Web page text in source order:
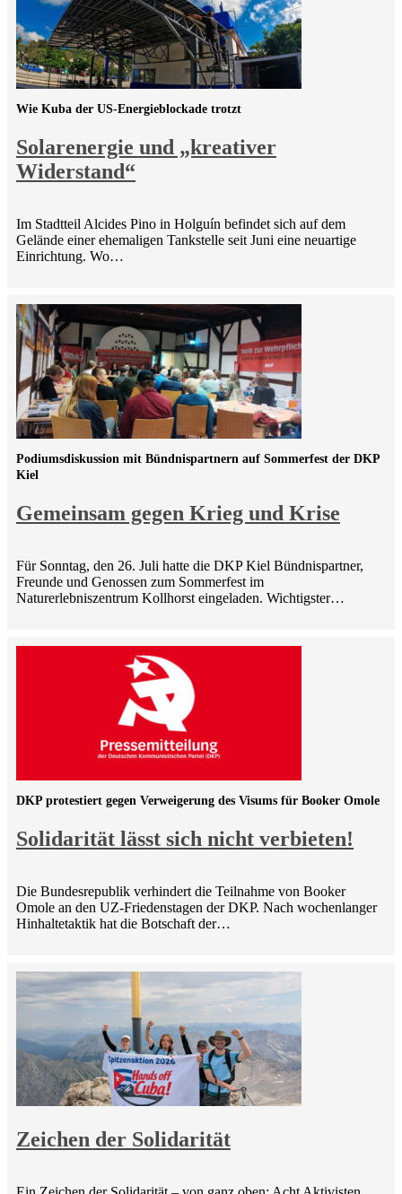
Solarenergie und „kreativer
Widerstand“
Wie Kuba der US-Energieblockade trotzt
Im Stadtteil Alcides Pino in Holguín befindet sich auf dem
Gelände einer ehemaligen Tankstelle seit Juni eine neuartige
Einrichtung. Wo…
Gemeinsam gegen Krieg und Krise
Podiumsdiskussion mit Bündnispartnern auf Sommerfest der DKP
Kiel
Für Sonntag, den 26. Juli hatte die DKP Kiel Bündnispartner,
Freunde und Genossen zum Sommerfest im
Naturerlebniszentrum Kollhorst eingeladen. Wichtigster…
Solidarität lässt sich nicht verbieten!
DKP protestiert gegen Verweigerung des Visums für Booker Omole
Die Bundesrepublik verhindert die Teilnahme von Booker
Omole an den UZ-Friedenstagen der DKP. Nach wochenlanger
Hinhaltetaktik hat die Botschaft der…
Zeichen der Solidarität